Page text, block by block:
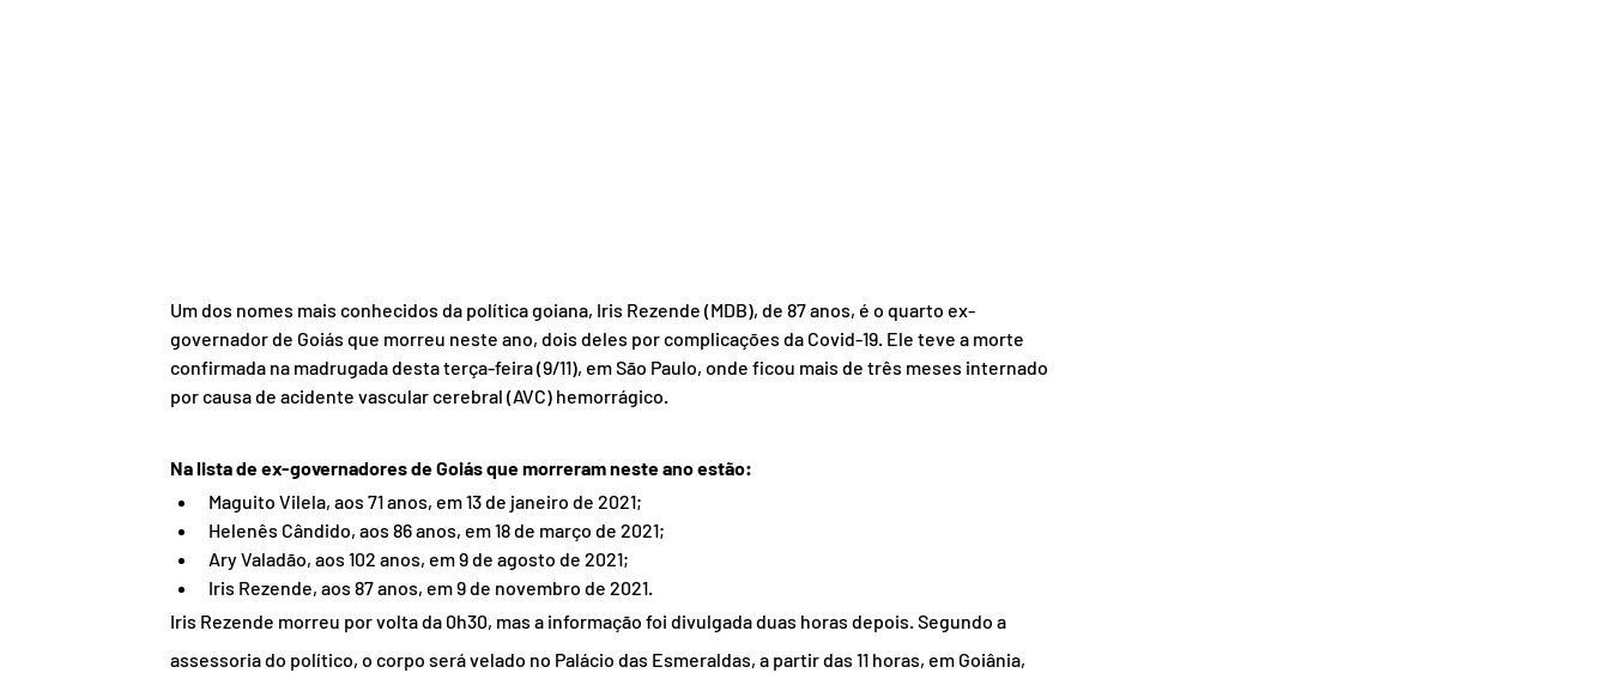
Um dos nomes mais conhecidos da política goiana, Iris Rezende (MDB), de 87 anos, é o quarto ex-
governador de Goiás que morreu neste ano, dois deles por complicações da Covid-19. Ele teve a morte
confirmada na madrugada desta terça-feira (9/11), em São Paulo, onde ficou mais de três meses internado
por causa de acidente vascular cerebral (AVC) hemorrágico.
Na lista de ex-governadores de Goiás que morreram neste ano estão:
Maguito Vilela, aos 71 anos, em 13 de janeiro de 2021;
Helenês Cândido, aos 86 anos, em 18 de março de 2021;
Ary Valadão, aos 102 anos, em 9 de agosto de 2021;
Iris Rezende, aos 87 anos, em 9 de novembro de 2021.
Iris Rezende morreu por volta da 0h30, mas a informação foi divulgada duas horas depois. Segundo a
assessoria do político, o corpo será velado no Palácio das Esmeraldas, a partir das 11 horas, em Goiânia,